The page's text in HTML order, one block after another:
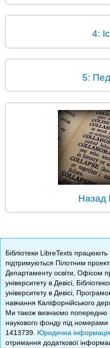
4:
5:
Назад
Бібліотеки LibreTexts працюють
підтримуються Пілотним
Департаменту освіти, Офісом
університету в Девісі,
університету в Девісі,
навчання Каліфорнійського
Ми також визнаємо попередню
наукового фонду під номерами
1413739. Юридична інформація
отримання додаткової